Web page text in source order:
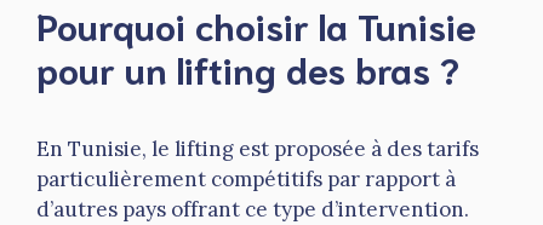
Pourquoi choisir la Tunisie
pour un lifting des bras ?
En Tunisie, le lifting est proposée à des tarifs
particulièrement compétitifs par rapport à
d’autres pays offrant ce type d’intervention.